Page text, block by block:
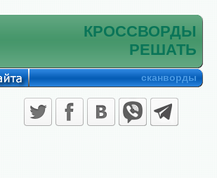
КРОССВОРДЫ
РЕШАТЬ
сканворды